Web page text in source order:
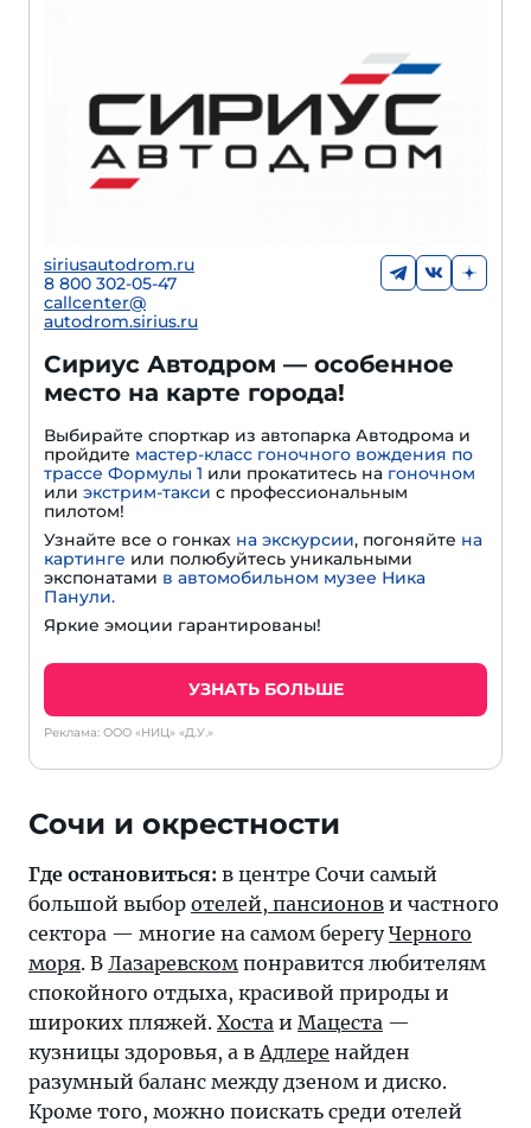
siriusautodrom.ru
8 800 302-05-47
callcenter@
autodrom.sirius.ru
Сириус Автодром — особенное
место на карте города!
Выбирайте спорткар из автопарка Автодрома и
пройдите мастер-класс гоночного вождения по
трассе Формулы 1 или прокатитесь на гоночном
или экстрим-такси с профессиональным
пилотом!
Узнайте все о гонках на экскурсии, погоняйте на
картинге или полюбуйтесь уникальными
экспонатами в автомобильном музее Ника
Панули.
Яркие эмоции гарантированы!
УЗНАТЬ БОЛЬШЕ
Реклама: ООО «НИЦ» «Д.У.»
Где остановиться: в центре Сочи самый
большой выбор отелей, пансионов и частного
сектора — многие на самом берегуЧерного
моря. В Лазаревском понравится любителям
спокойного отдыха, красивой природы и
широких пляжей. Хоста и Мацеста —
кузницы здоровья, а вАдлере найден
разумный баланс между дзеном и диско.
Кроме того, можно поискать среди отелей